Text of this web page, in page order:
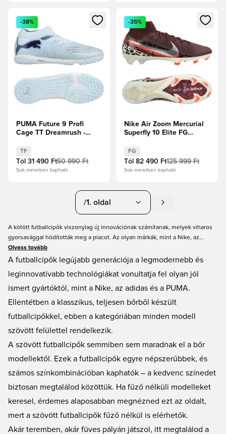
Megnyit egy modált a bejelentkezéshez vagy a tagként
-38%
PUMA Future 9 Profi
Cage TT Dreamrush -
TF
Tól 31 490 Ft50 990 Ft
Sok méretben kapható
Megnyit egy modált a
-35%
Nike Air Zoom Mercurial
Superfly 10 Elite FG
Crush/Metál
ezüst/Univerzális
Piros/Fossil
FG
Tól 82 490 Ft125 999 Ft
Sok méretben kapható
/1. oldal
A kötött futballcipők viszonylag új innovációnak számítanak, melyek viharos
gyorsasággal hódították meg a piacot. Az olyan márkák, mint a Nike, az
adidas és a PUMA, sikeresen alkalmazták a kötött felsőrészt a stoplis
cipőiknél; természetesen nem fonalból, hanem mikroszálból. A kötött
lábadnak, így nem meglepő, hogy már most is rendkívül népszerűek. Itt
megtalálod őket a Unisportstore.com oldalon, jó áron és gyors szállítással.
Olvass tovább
A futballcipők legújabb generációja a legmodernebb és
leginnovatívabb technológiákat vonultatja fel olyan jól
ismert gyártóktól, mint a Nike, az adidas és a PUMA.
Ellentétben a klasszikus, teljesen bőrből készült
futballcipőkkel, ebben a kategóriában minden modell
szövött felülettel rendelkezik.
A szövött futballcipők semmiben sem maradnak el a bőr
modellektől. Ezek a futballcipők egyre népszerűbbek, és
számos színkombinációban kaphatók – a kedvenc színedet
biztosan megtalálod közöttük. Ha fűző nélküli modelleket
keresel, érdemes alaposabban megnézned ezt az oldalt,
mert a szövött futballcipők fűző nélkül is elérhetők.
Akár teremben, akár füves pályán játszol, itt megtalálod a